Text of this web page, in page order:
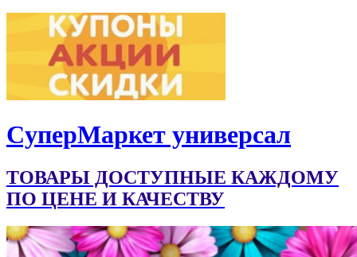
CуперМаркет универсал
ТОВАРЫ ДОСТУПНЫЕ КАЖДОМУ
ПО ЦЕНЕ И КАЧЕСТВУ